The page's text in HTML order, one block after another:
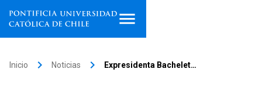
Inicio keyboard_arrow_right Noticias keyboard_arrow_right Expresidenta Bachelet…